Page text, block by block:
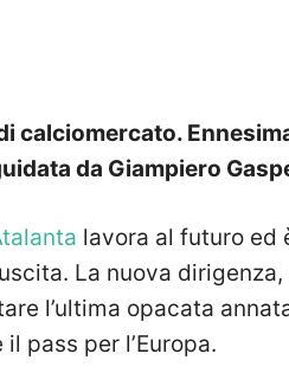
calciomercato.
da Giampiero
lavora al futuro ed
La nuova
l’ultima opacata
pass per l’Europa.